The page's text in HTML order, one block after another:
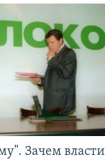
Зачем власти